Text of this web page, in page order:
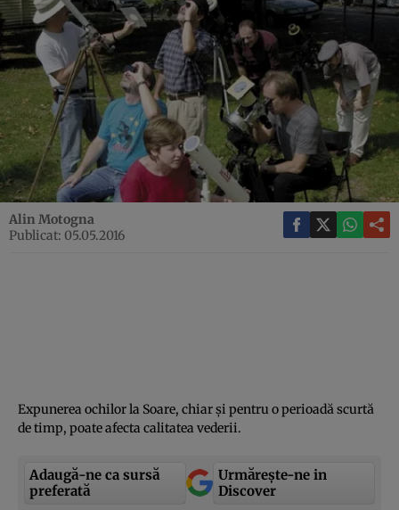
Alin Motogna
Publicat: 05.05.2016
Expunerea ochilor la Soare, chiar şi pentru o perioadă scurtă
de timp, poate afecta calitatea vederii.
Adaugă-ne ca sursă
preferată
Urmărește-ne in
Discover